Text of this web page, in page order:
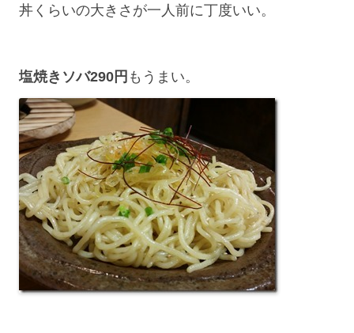
丼くらいの大きさが一人前に丁度いい。
塩焼きソバ290円 もうまい。